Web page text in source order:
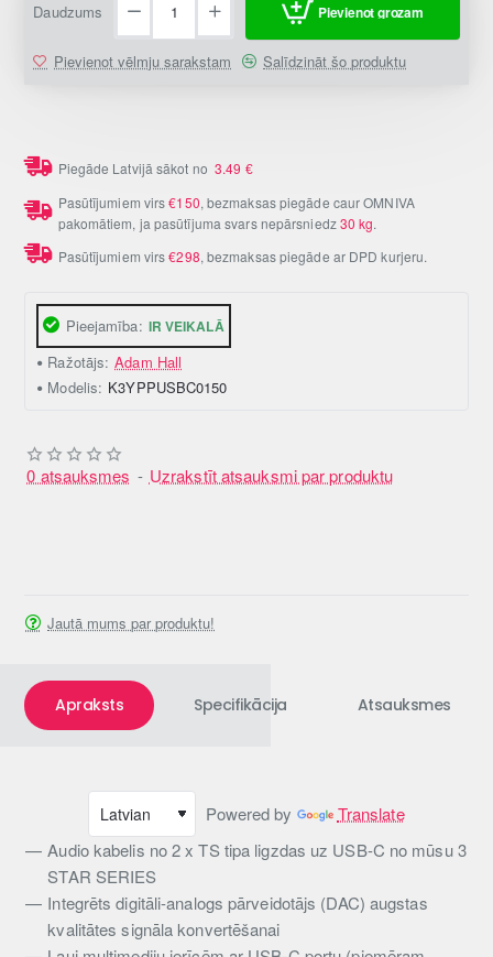
Pieejamība: IR VEIKALĀ
Ražotājs: Adam Hall
Modelis: K3YPPUSBC0150
0 atsauksmes - Uzrakstīt atsauksmi par produktu
Daudzums Pievienot grozam
Pievienot vēlmju sarakstam Salīdzināt šo produktu
Piegāde Latvijā sākot no3.49 €
Pasūtījumiem virs€150, bezmaksas piegāde caur OMNIVA
pakomātiem, ja pasūtījuma svars nepārsniedz30 kg.
Pasūtījumiem virs€298, bezmaksas piegāde ar DPD kurjeru.
Jautā mums par produktu!
Apraksts Specifikācija Atsauksmes
Powered by
Translate
Audio kabelis no 2 x TS tipa ligzdas uz USB-C no mūsu 3
STAR SERIES
Integrēts digitāli-analogs pārveidotājs (DAC) augstas
kvalitātes signāla konvertēšanai